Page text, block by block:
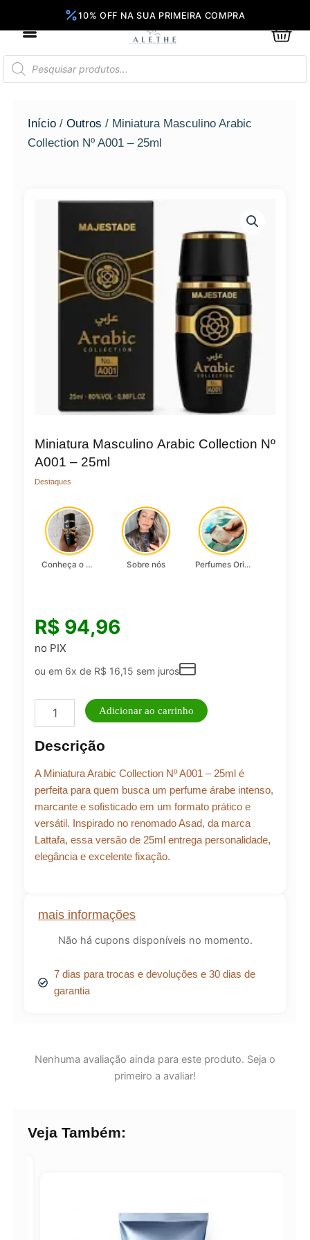
conteúdo
Pesquisar
produtos
Início / Outros / Miniatura Masculino Arabic
Collection Nº A001 – 25ml
mais informações
Não há cupons disponíveis no momento.
7 dias para trocas e devoluções e 30 dias de
garantia
Miniatura Masculino Arabic Collection Nº
A001 – 25ml
Destaques
Conheça o Asad, da Lattafa… Sobre nós Perfumes Originais
R$ 94,96
no PIX
ou em 6x de R$ 16,15 sem juros
Masculino
Collection
A001
–
Adicionar ao carrinho
Descrição
A Miniatura Arabic Collection Nº A001 – 25ml é
perfeita para quem busca um perfume árabe intenso,
marcante e sofisticado em um formato prático e
versátil. Inspirado no renomado Asad, da marca
Lattafa, essa versão de 25ml entrega personalidade,
elegância e excelente fixação.
Nenhuma avaliação ainda para este produto. Seja o
primeiro a avaliar!
Veja Também: